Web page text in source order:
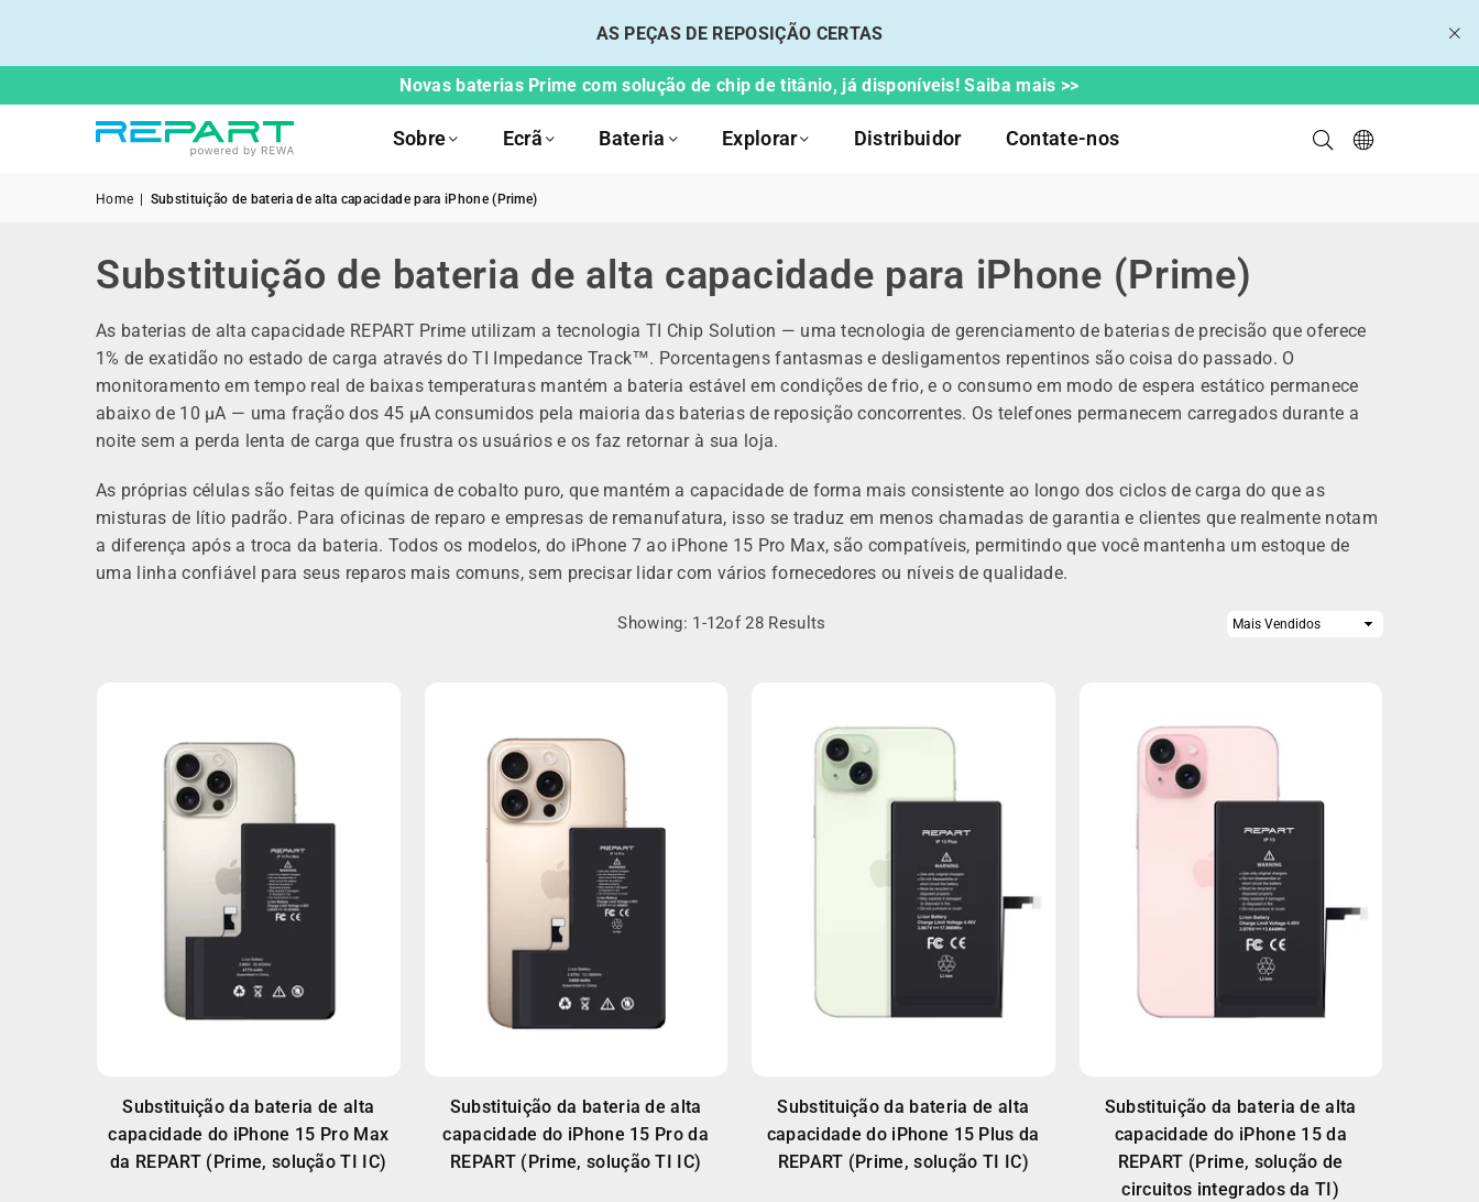
AS PEÇAS DE REPOSIÇÃO CERTAS
Novas baterias Prime com solução de chip de titânio, já disponíveis! Saiba mais >>
Sobre Ecrã Bateria Explorar Distribuidor Contate-nos
Home Substituição de bateria de alta capacidade para iPhone (Prime)
Substituição de bateria de alta capacidade para iPhone (Prime)
As baterias de alta capacidade REPART Prime utilizam a tecnologia TI Chip Solution — uma tecnologia de gerenciamento de baterias de precisão que oferece
1% de exatidão no estado de carga através do TI Impedance Track™. Porcentagens fantasmas e desligamentos repentinos são coisa do passado. O
monitoramento em tempo real de baixas temperaturas mantém a bateria estável em condições de frio, e o consumo em modo de espera estático permanece
abaixo de 10 µA — uma fração dos 45 µA consumidos pela maioria das baterias de reposição concorrentes. Os telefones permanecem carregados durante a
noite sem a perda lenta de carga que frustra os usuários e os faz retornar à sua loja.
As próprias células são feitas de química de cobalto puro, que mantém a capacidade de forma mais consistente ao longo dos ciclos de carga do que as
misturas de lítio padrão. Para oficinas de reparo e empresas de remanufatura, isso se traduz em menos chamadas de garantia e clientes que realmente notam
a diferença após a troca da bateria. Todos os modelos, do iPhone 7 ao iPhone 15 Pro Max, são compatíveis, permitindo que você mantenha um estoque de
uma linha confiável para seus reparos mais comuns, sem precisar lidar com vários fornecedores ou níveis de qualidade.
Showing: 1-12of 28 Results Ordenar
Substituição da bateria de alta
capacidade do iPhone 15 Pro Max
da REPART (Prime, solução TI IC)
Substituição da bateria de alta
capacidade do iPhone 15 Pro da
REPART (Prime, solução TI IC)
Substituição da bateria de alta
capacidade do iPhone 15 Plus da
REPART (Prime, solução TI IC)
Substituição da bateria de alta
capacidade do iPhone 15 da
REPART (Prime, solução de
circuitos integrados da TI)